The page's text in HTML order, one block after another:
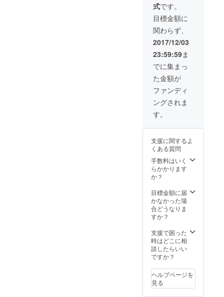
式です。
目標金額に
関わらず、
2017/12/03
23:59:59ま
でに集まっ
た金額が
ファンディ
ングされま
す。
支援に関するよ
くある質問
手数料はいく
らかかります
か？
目標金額に届
かなかった場
合どうなりま
すか？
支援で困った
時はどこに相
談したらいい
ですか？
ヘルプページを
見る